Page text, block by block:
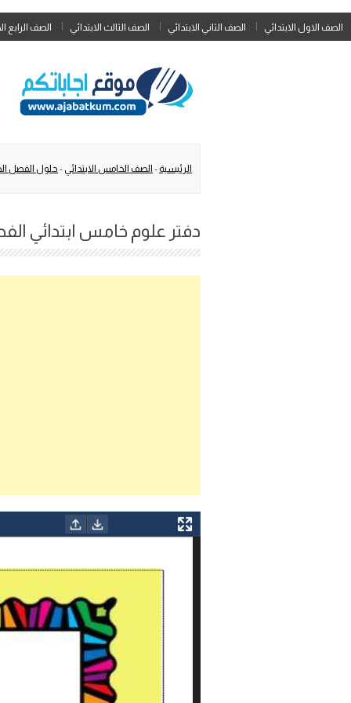
الصف الاول الابتدائي الصف الثاني الابتدائي الصف الثالث الابتدائي الصف الرابع
الرئيسية - الصف الخامس الابتدائي - حلول الفصل
دفتر علوم خامس ابتدائي الفصل